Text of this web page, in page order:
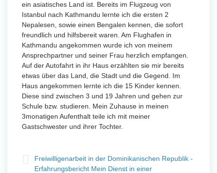
ein asiatisches Land ist. Bereits im Flugzeug von
Istanbul nach Kathmandu lernte ich die ersten 2
Nepalesen, sowie einen Bengalen kennen, die sofort
freundlich und hilfsbereit waren. Am Flughafen in
Kathmandu angekommen wurde ich von meinem
Ansprechpartner und seiner Frau herzlich empfangen.
Auf der Autofahrt in ihr Haus erzählten sie mir bereits
etwas über das Land, die Stadt und die Gegend. Im
Haus angekommen lernte ich die 15 Kinder kennen.
Diese sind zwischen 3 und 19 Jahren und gehen zur
Schule bzw. studieren. Mein Zuhause in meinen
3monatigen Aufenthalt teile ich mit meiner
Gastschwester und ihrer Tochter.
Freiwilligenarbeit in der Dominikanischen Republik -
Erfahrungsbericht Mein Dienst in einer